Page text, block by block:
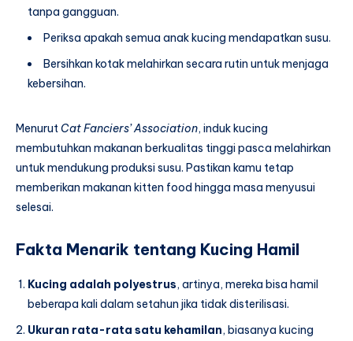
tanpa gangguan.
Periksa apakah semua anak kucing mendapatkan susu.
Bersihkan kotak melahirkan secara rutin untuk menjaga
kebersihan.
MenurutCat Fanciers’ Association, induk kucing
membutuhkan makanan berkualitas tinggi pasca melahirkan
untuk mendukung produksi susu. Pastikan kamu tetap
memberikan makanan kitten food hingga masa menyusui
selesai.
Fakta Menarik tentang Kucing Hamil
Kucing adalah polyestrus, artinya, mereka bisa hamil
beberapa kali dalam setahun jika tidak disterilisasi.
Ukuran rata-rata satu kehamilan, biasanya kucing